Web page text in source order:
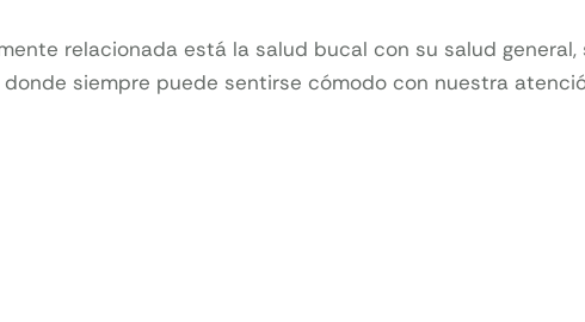
relacionada está la salud bucal con su salud
siempre puede sentirse cómodo con nuestra